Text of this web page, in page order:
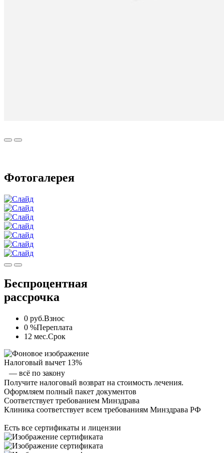
Фотогалерея
Беспроцентная
рассрочка
0 руб.Взнос
0 %Переплата
12 мес.Срок
Налоговый вычет 13%
— всё по закону
Получите налоговый возврат на стоимость лечения.
Оформляем полный пакет документов
Соответствует требованием Минздрава
Клиника соответствует всем требованиям Минздрава РФ
Есть все сертификаты и лицензии